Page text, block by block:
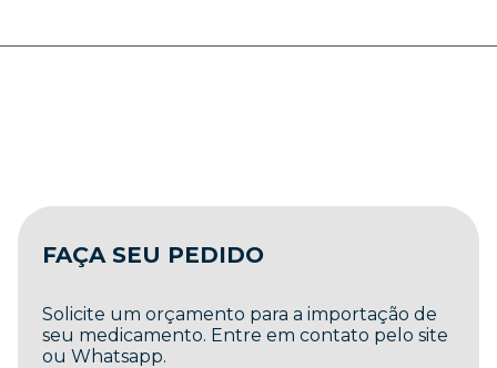
FAÇA SEU PEDIDO
Solicite um orçamento para a importação de
seu medicamento. Entre em contato pelo site
ou Whatsapp.